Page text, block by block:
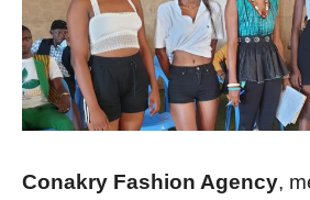
Conakry Fashion Agency,